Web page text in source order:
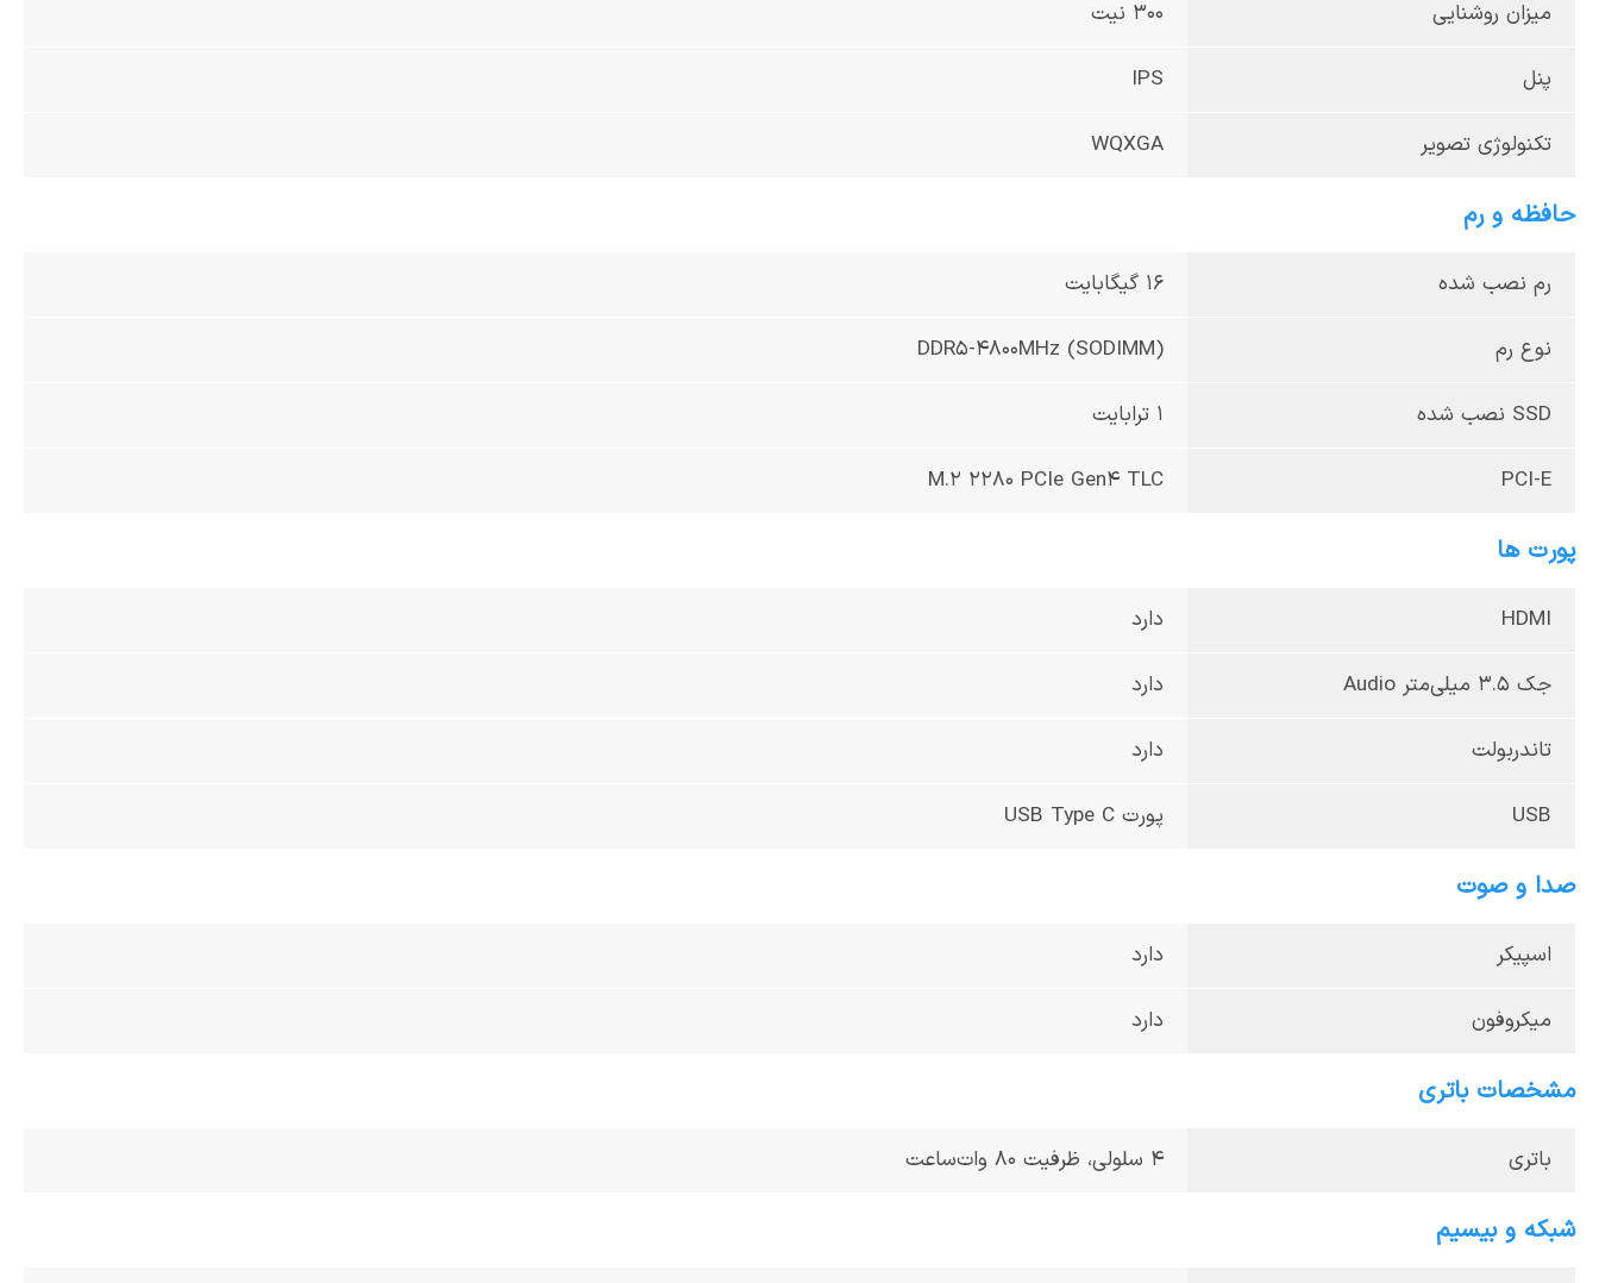
میزان روشنایی 300 نیت
پنل IPS
تکنولوژی تصویر WQXGA
حافظه و رم
رم نصب شده 16 گیگابایت
نوع رم DDR5-4800MHz (SODIMM)
SSD نصب شده 1 ترابایت
PCI-E
M.2 2280 PCIe Gen4 TLC
پورت ها
HDMI دارد
جک 3.5 میلی‌متر Audio دارد
تاندربولت دارد
USB پورت USB Type C
صدا و صوت
اسپیکر دارد
میکروفون دارد
مشخصات باتری
باتری 4 سلولی، ظرفیت 80 وات‌ساعت
شبکه و بیسیم